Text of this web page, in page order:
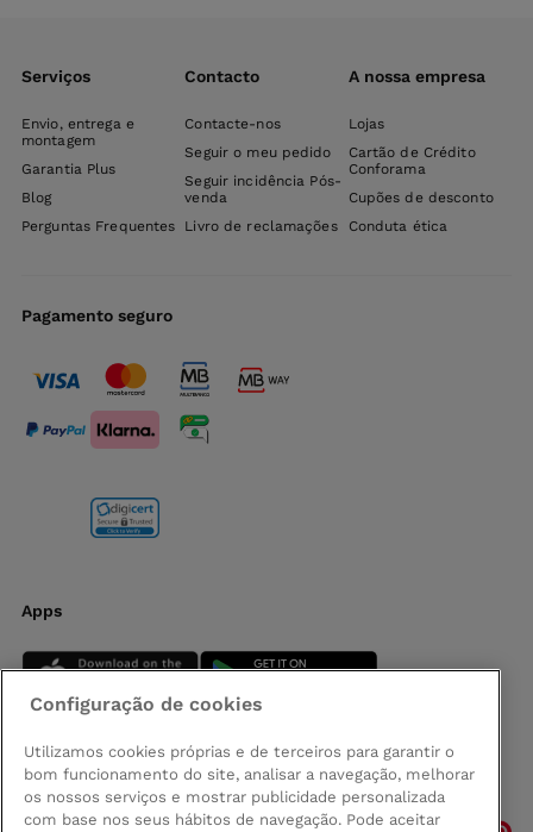
Serviços
Envio, entrega e
montagem
Garantia Plus
Blog
Perguntas Frequentes
Contacto
Contacte-nos
Seguir o meu pedido
Seguir incidência Pós-
venda
Livro de reclamações
A nossa empresa
Lojas
Cartão de Crédito
Conforama
Cupões de desconto
Conduta ética
Pagamento seguro
Apps
Siga-nos
Configuração de cookies
Utilizamos cookies próprias e de terceiros para garantir o
bom funcionamento do site, analisar a navegação, melhorar
os nossos serviços e mostrar publicidade personalizada
com base nos seus hábitos de navegação. Pode aceitar